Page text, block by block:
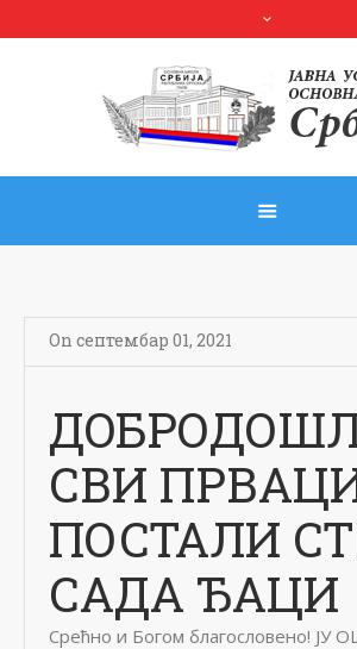
On септембар 01, 2021
СВИ
ПОСТАЛИ
САДА ЂАЦИ
Срећно и Богом благословено! ЈУ